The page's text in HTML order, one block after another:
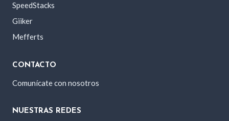
SpeedStacks
Giiker
Mefferts
CONTACTO
Comunícate con nosotros
NUESTRAS REDES